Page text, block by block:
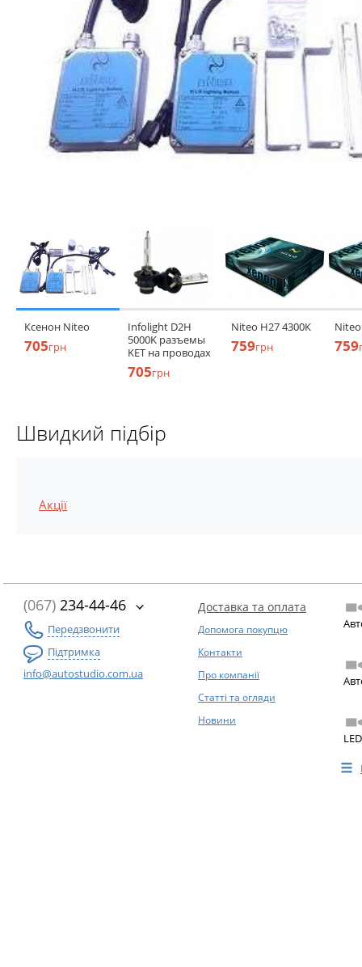
Ксенон Niteo
705грн
Infolight D2H
5000K разъемы
KET на проводах
705грн
Niteo H27 4300К
759грн 759
Швидкий підбір
Акції
(067) 234-44-46
Передзвонити
Підтримка
info@autostudio.com.ua
Доставка та оплата
Допомога покупцю
Контакти
Про компанії
Статті та огляди
Новини